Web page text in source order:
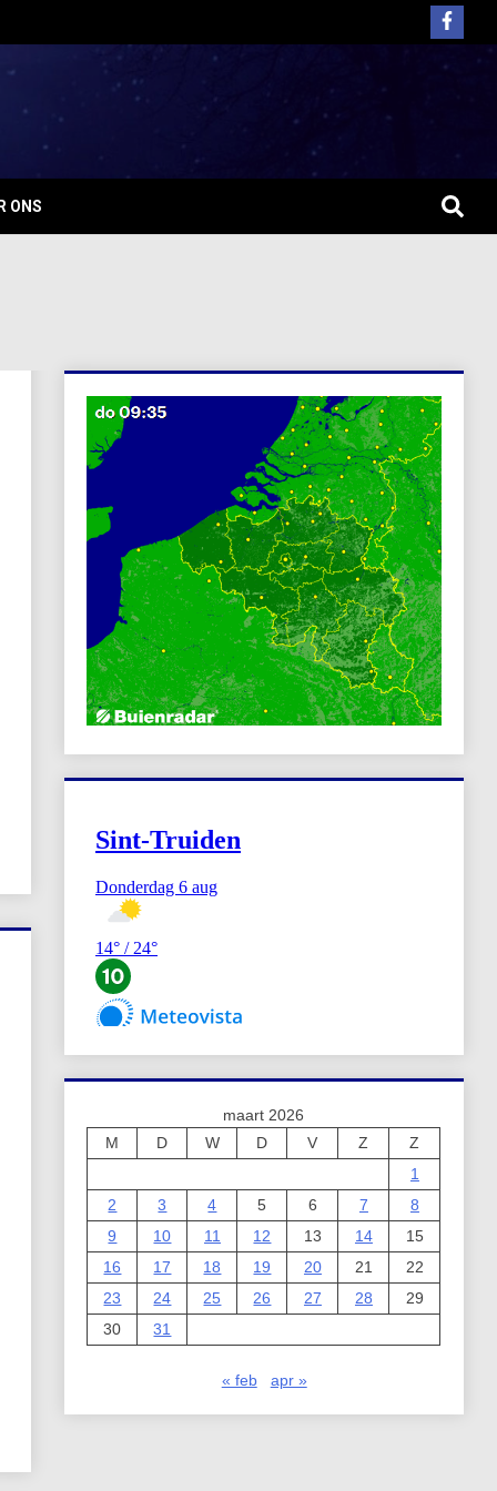
ONS
maart 2026
M
D W D V Z
Z
1
2
3 4 5 6 7
8
9
10 11 12 13 14
15
16
17 18 19 20 21
22
23
24 25 26 27 28
29
30
31
« feb apr »